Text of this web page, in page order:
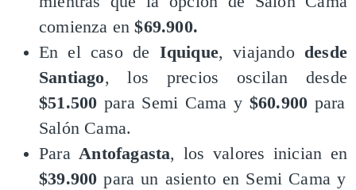
comienza en$69.900.
En el caso de Iquique, viajando desde
Santiago, los precios oscilan desde
$51.500 para Semi Cama y $60.900 para
Salón Cama.
ParaAntofagasta, los valores inician en
$39.900para un asiento en Semi Cama y